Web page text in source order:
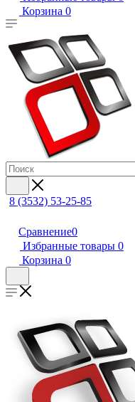
Корзина 0
8 (3532) 53-25-85
Сравнение0
Избранные товары 0
Корзина 0